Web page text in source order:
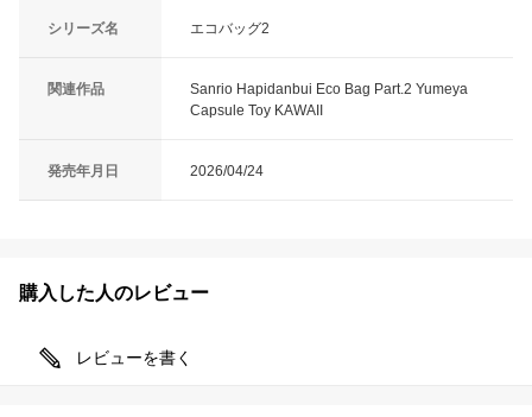
シリーズ名 エコバッグ2
関連作品
Sanrio Hapidanbui Eco Bag Part.2 Yumeya
Capsule Toy KAWAII
発売年月日 2026/04/24
購入した人のレビュー
レビューを書く